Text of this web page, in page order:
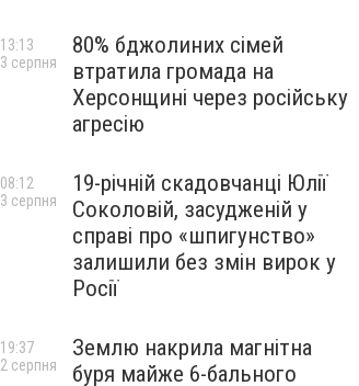
80% бджолиних сімей
втратила громада на
Херсонщині через російську
агресію
13:13
3 серпня
19-річній скадовчанці Юлії
Соколовій, засудженій у
справі про «шпигунство»
залишили без змін вирок у
Росії
08:12
3 серпня
Землю накрила магнітна
буря майже 6-бального
19:37
2 серпня